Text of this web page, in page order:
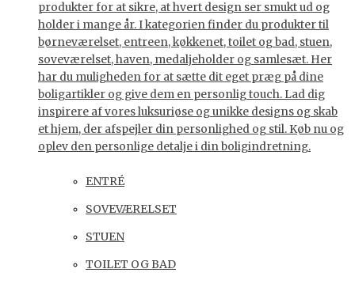
produkter for at sikre, at hvert design ser smukt ud og
holder i mange år. I kategorien finder du produkter til
børneværelset, entreen, køkkenet, toilet og bad, stuen,
soveværelset, haven, medaljeholder og samlesæt. Her
har du muligheden for at sætte dit eget præg på dine
boligartikler og give dem en personlig touch. Lad dig
inspirere af vores luksuriøse og unikke designs og skab
et hjem, der afspejler din personlighed og stil. Køb nu og
oplev den personlige detalje i din boligindretning.
ENTRÉ
SOVEVÆRELSET
STUEN
TOILET OG BAD